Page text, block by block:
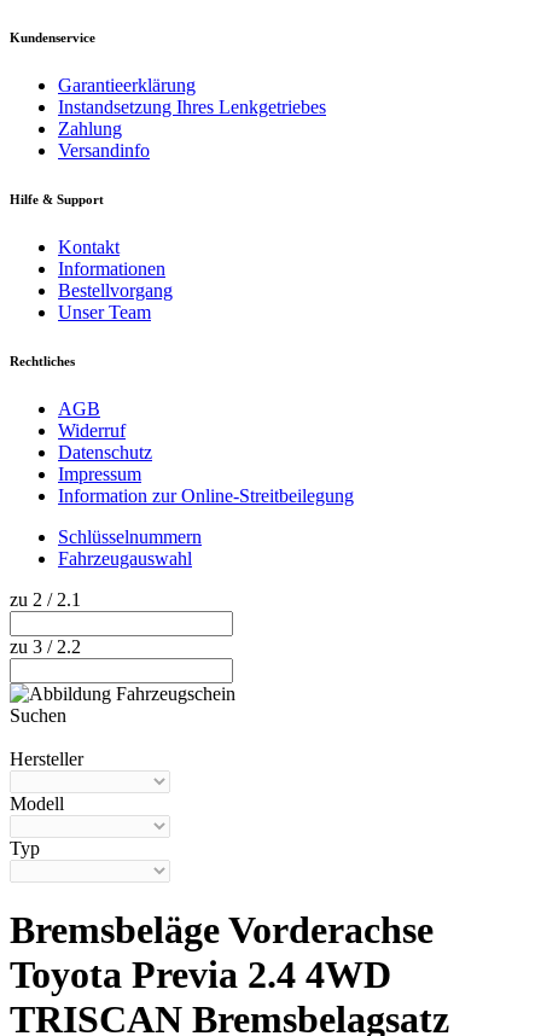
Kundenservice
Garantieerklärung
Instandsetzung Ihres Lenkgetriebes
Zahlung
Versandinfo
Hilfe & Support
Kontakt
Informationen
Bestellvorgang
Unser Team
Rechtliches
AGB
Widerruf
Datenschutz
Impressum
Information zur Online-Streitbeilegung
Schlüsselnummern
Fahrzeugauswahl
zu 2 / 2.1
zu 3 / 2.2
Suchen
Hersteller
Modell
Typ
Bremsbeläge Vorderachse
Toyota Previa 2.4 4WD
TRISCAN Bremsbelagsatz